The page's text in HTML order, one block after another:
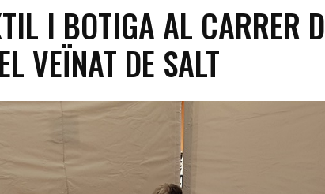
I BOTIGA AL CARRER
VEÏNAT DE SALT